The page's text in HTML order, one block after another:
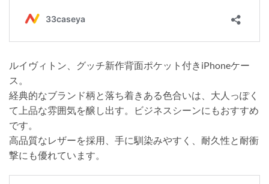
ルイヴィトン、グッチ新作背面ポケット付きiPhoneケー
ス。
経典的なブランド柄と落ち着きある色合いは、大人っぽく
て上品な雰囲気を醸し出す。ビジネスシーンにもおすすめ
です。
高品質なレザーを採用、手に馴染みやすく、耐久性と耐衝
撃にも優れています。